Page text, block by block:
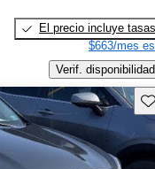
El precio incluye tasas
$663/mes
Verif. disponibilidad